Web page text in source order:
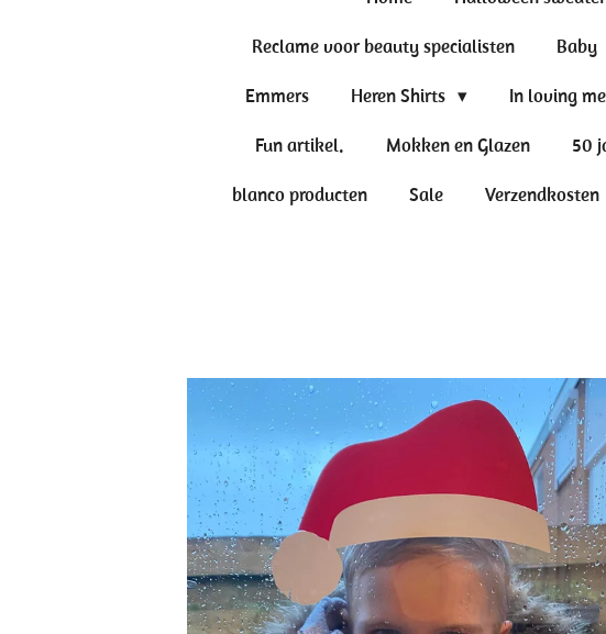
Reclame voor beauty specialisten Baby
Emmers Heren Shirts In loving
Fun artikel. Mokken en Glazen 50
blanco producten Sale Verzendkosten